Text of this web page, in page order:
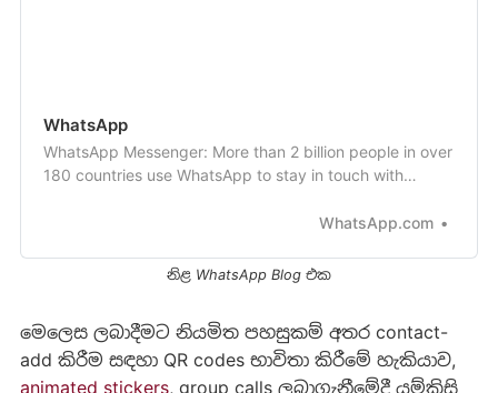
WhatsApp
WhatsApp Messenger: More than 2 billion people in over
180 countries use WhatsApp to stay in touch with
free and offers simple, secure, reliable messaging and
WhatsApp.com
නිළ WhatsApp Blog එක
මෙලෙස ලබාදීමට නියමිත පහසුකම් අතර contact-
add කිරීම සඳහා QR codes භාවිතා කිරීමේ හැකියාව,
animated stickers, group calls ලබාගැනීමේදී යම්කිසි